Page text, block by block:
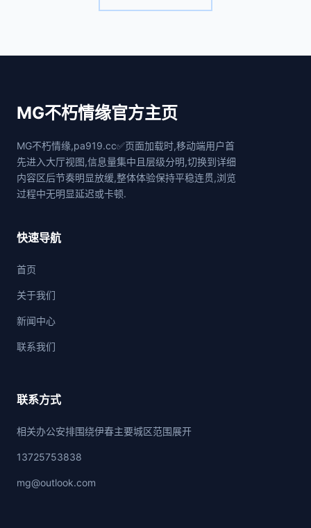
MG不朽情缘官方主页
MG不朽情缘,pa919.cc✅页面加载时,移动端用户首
先进入大厅视图,信息量集中且层级分明,切换到详细
内容区后节奏明显放缓,整体体验保持平稳连贯,浏览
过程中无明显延迟或卡顿.
快速导航
首页
关于我们
新闻中心
联系我们
联系方式
相关办公安排围绕伊春主要城区范围展开
13725753838
mg@outlook.com